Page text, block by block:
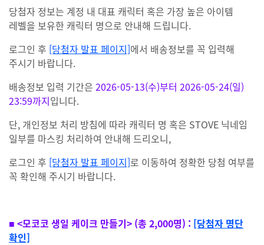
당첨자 정보는 계정 내 대표 캐릭터 혹은 가장 높은 아이템
레벨을 보유한 캐릭터 명으로 안내해 드립니다.
로그인 후 [당첨자 발표 페이지]에서 배송정보를 꼭 입력해
주시기 바랍니다.
배송정보 입력 기간은 2026-05-13(수)부터 2026-05-24(일)
23:59까지입니다.
단, 개인정보 처리 방침에 따라 캐릭터 명 혹은 STOVE 닉네임
일부를 마스킹 처리하여 안내해 드리오니,
로그인 후 [당첨자 발표 페이지]로 이동하여 정확한 당첨 여부를
꼭 확인해 주시기 바랍니다.
■ <모코코 생일 케이크 만들기> (총 2,000명) : [당첨자 명단
확인]